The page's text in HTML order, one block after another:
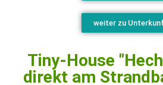
weiter zu
Tiny-House
direkt am